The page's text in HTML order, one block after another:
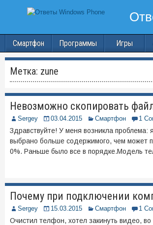
Смартфон Программы Игры
Метка: zune
Невозможно скопировать
Sergey 03.04.2015 Смартфон 1
Здравствуйте! У меня возникла
выбрано больше содержимого, чем может
0%. Раньше было все в порядке.Модель
Почему при подключении
Sergey 15.03.2015 Смартфон 1
Очистил телфон, хотел закинуть видео,